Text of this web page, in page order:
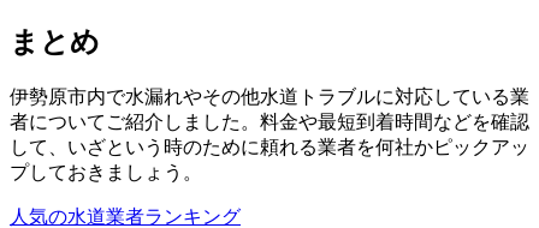
まとめ
伊勢原市内で水漏れやその他水道トラブルに対応している業
者についてご紹介しました。料金や最短到着時間などを確認
して、いざという時のために頼れる業者を何社かピックアッ
プしておきましょう。
人気の水道業者ランキング